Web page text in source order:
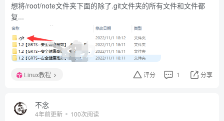
想将/root/note文件夹下面的除了.git文件夹的所有文件和文件都
复...
Linux教程 评分 1 分享
不念
4年前更新 100次阅读